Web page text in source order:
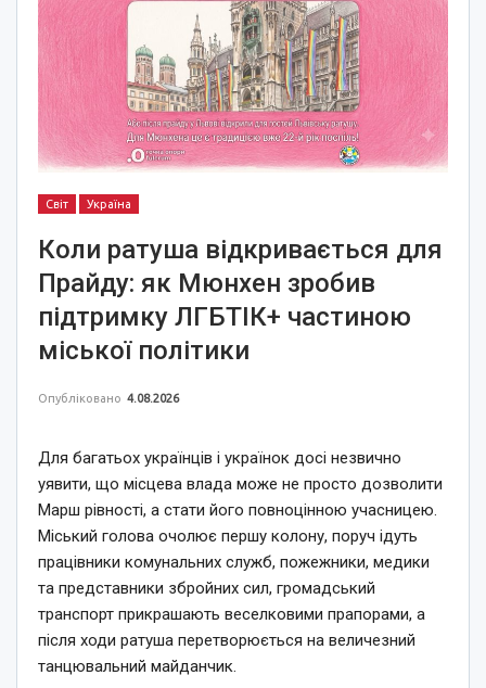
Світ Україна
Коли ратуша відкривається для
Прайду: як Мюнхен зробив
підтримку ЛГБТІК+ частиною
міської політики
Опубліковано 4.08.2026
Для багатьох українців і українок досі незвично
уявити, що місцева влада може не просто дозволити
Марш рівності, а стати його повноцінною учасницею.
Міський голова очолює першу колону, поруч ідуть
працівники комунальних служб, пожежники, медики
та представники збройних сил, громадський
транспорт прикрашають веселковими прапорами, а
після ходи ратуша перетворюється на величезний
танцювальний майданчик.